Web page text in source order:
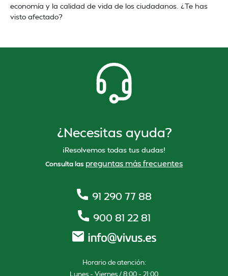
economía y la calidad de vida de los ciudadanos. ¿Te has
visto afectado?
¿Necesitas ayuda?
¡Resolvemos todas tus dudas!
Consulta las preguntas más frecuentes
91 290 77 88
900 81 22 81
Horario de atención:
Lunes – Viernes / 8:00 – 21:00